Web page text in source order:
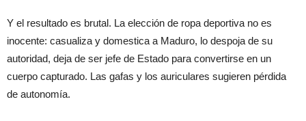
Y el resultado es brutal. La elección de ropa deportiva no es
inocente: casualiza y domestica a Maduro, lo despoja de su
autoridad, deja de ser jefe de Estado para convertirse en un
cuerpo capturado. Las gafas y los auriculares sugieren pérdida
de autonomía.